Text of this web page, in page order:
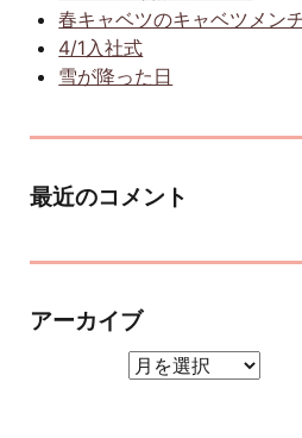
春キャベツのキャベツメン
4/1入社式
雪が降った日
最近のコメント
アーカイブ